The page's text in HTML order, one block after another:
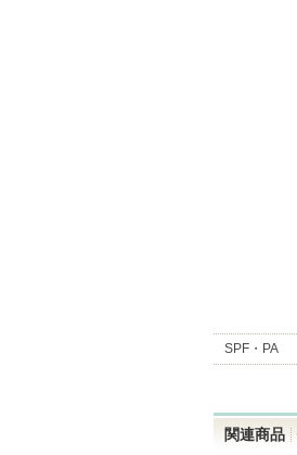
SPF・PA
関連商品